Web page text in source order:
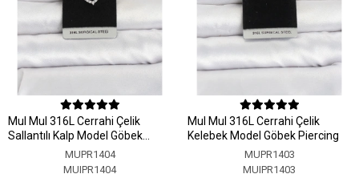
MuI MuI 316L Cerrahi Çelik
Sallantılı Kalp Model Göbek
MUPR1404
MUIPR1404
MuI MuI 316L Cerrahi Çelik
Kelebek Model Göbek Piercing
MUPR1403
MUIPR1403